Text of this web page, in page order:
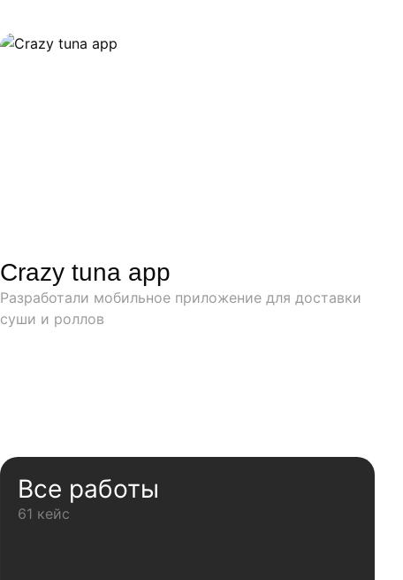
Crazy tuna app
Разработали мобильное приложение для доставки
суши и роллов
Все работы
61 кейс